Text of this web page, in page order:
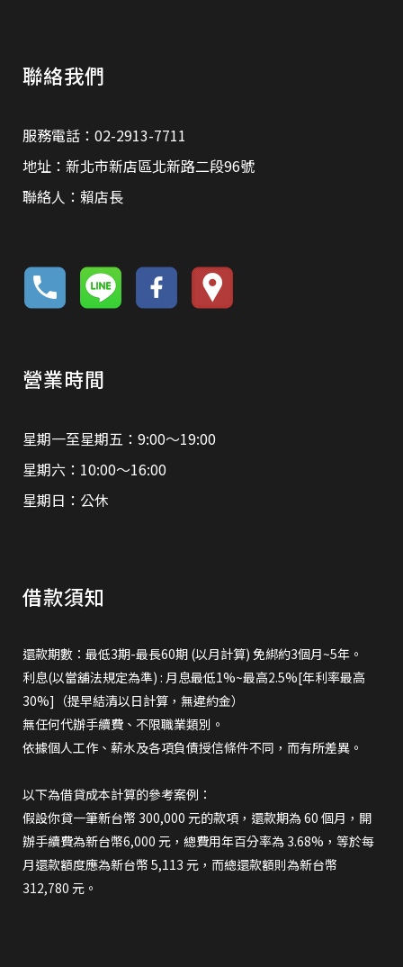
聯絡我們
服務電話：02-2913-7711
地址：新北市新店區北新路二段96號
聯絡人：賴店長
營業時間
星期一至星期五：9:00～19:00
星期六：10:00～16:00
星期日：公休
借款須知
還款期數：最低3期-最長60期 (以月計算) 免綁約3個月~5年。
利息(以當舖法規定為準) : 月息最低1%~最高2.5%[年利率最高
30%]（提早結清以日計算，無違約金）
無任何代辦手續費、不限職業類別。
依據個人工作、薪水及各項負債授信條件不同，而有所差異。
以下為借貸成本計算的參考案例：
假設你貸一筆新台幣 300,000 元的款項，還款期為 60 個月，開
辦手續費為新台幣6,000 元，總費用年百分率為 3.68%，等於每
月還款額度應為新台幣 5,113 元，而總還款額則為新台幣
312,780 元。